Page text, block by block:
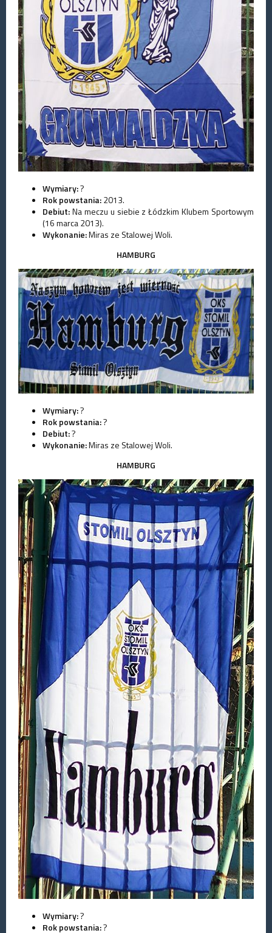
Wymiary:?
Rok powstania:2013.
Debiut:Na meczu u siebie z Łódzkim Klubem Sportowym
(16 marca 2013).
Wykonanie:Miras ze Stalowej Woli.
HAMBURG
Wymiary:?
Rok powstania:?
Debiut:?
Wykonanie:Miras ze Stalowej Woli.
HAMBURG
Wymiary:?
Rok powstania:?